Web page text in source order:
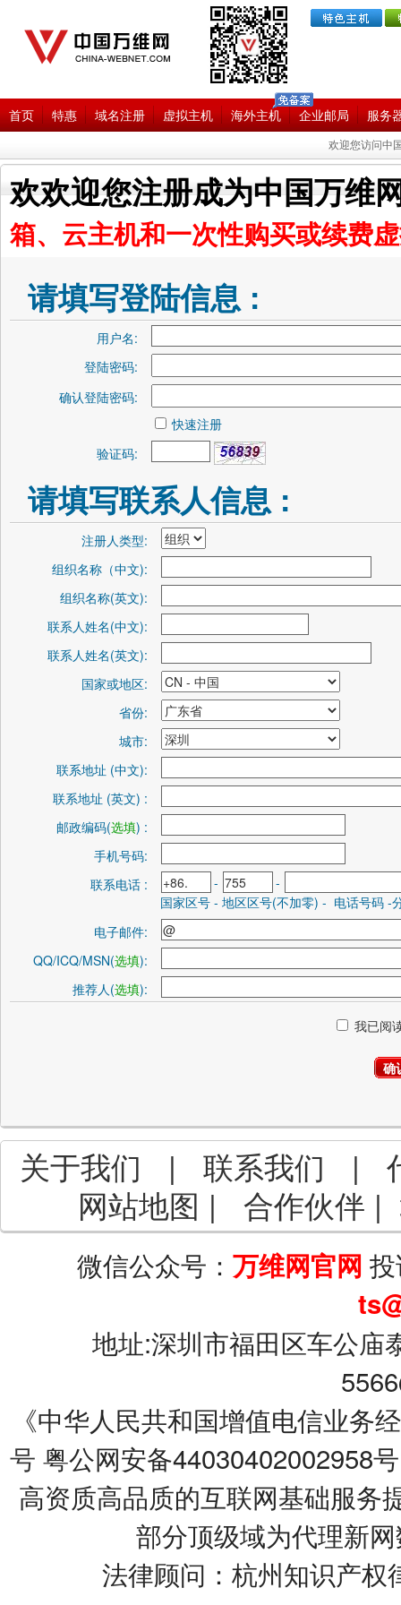
首页
欢迎您访问中
特惠 域名注册 虚拟主机 海外主机 企业邮局 服务
欢欢迎您注册成为中国万维
箱、云主机和一次性购买或续费
请填写登陆信息 :
用户名:
登陆密码:
确认登陆密码:
快速注册
验证码:
请填写联系人信息 :
注册人类型:
组织名称（中文):
组织名称(英文):
联系人姓名(中文):
联系人姓名(英文):
国家或地区:
省份:
城市:
联系地址 (中文):
联系地址 (英文) :
邮政编码(选填) :
手机号码:
联系电话 :
-
-
国家区号 - 地区区号(不加零) - 电话号码 -
电子邮件:
QQ/ICQ/MSN(选填):
推荐人(选填):
我已阅
关于我们 |联系我们 |
网站地图 | 合作伙伴 |
微信公众号：万维网官网
地址:深圳市福田区车公庙
《中华人民共和国增值电信业务
号 粤公网安备44030402002958号
高资质高品质的互联网基础服务
部分顶级域为代理新
法律顾问：杭州知识产